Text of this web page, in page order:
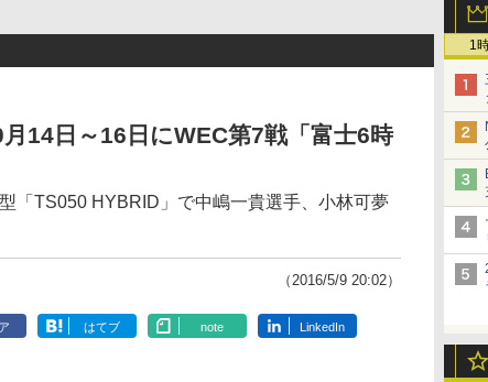
1
14日～16日にWEC第7戦「富士6時
「TS050 HYBRID」で中嶋一貴選手、小林可夢
（2016/5/9 20:02）
はてブ note LinkedIn